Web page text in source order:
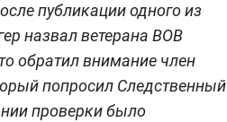
публикации одного из
назвал ветерана ВОВ
обратил внимание член
попросил Следственный
проверки было